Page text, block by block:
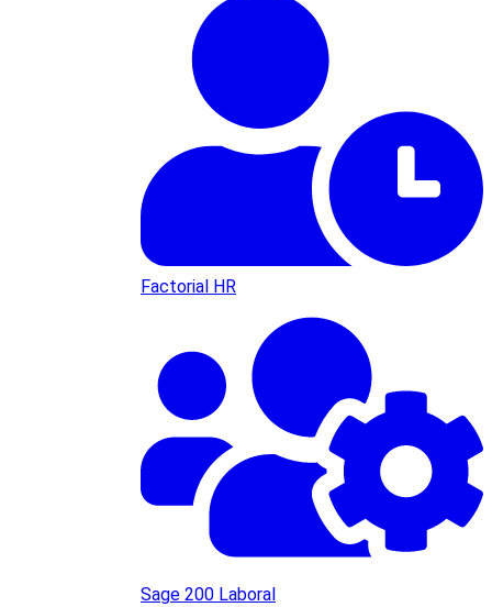
Factorial HR
Sage 200 Laboral